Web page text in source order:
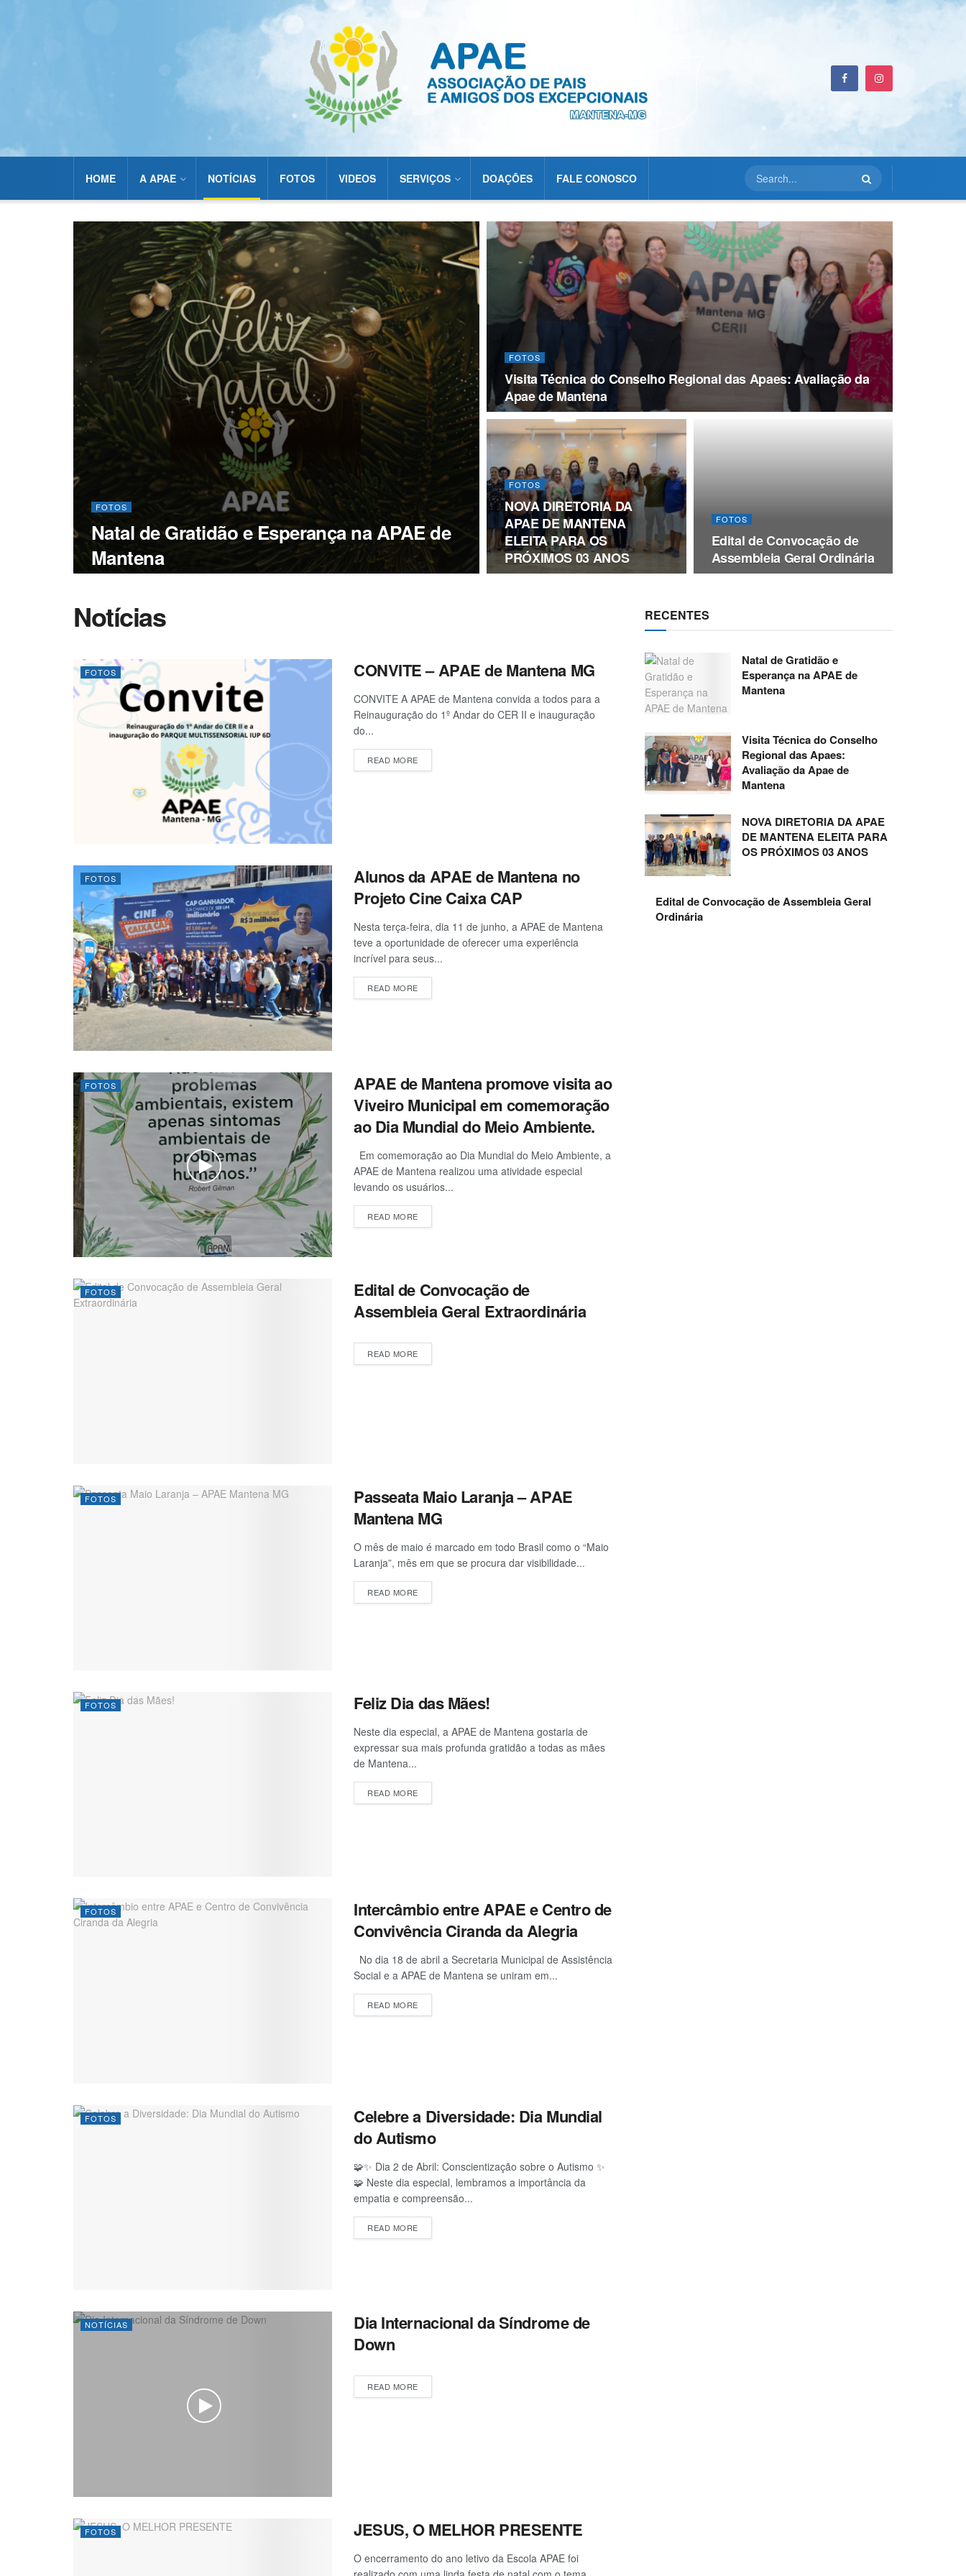
HOME A APAE NOTÍCIAS FOTOS VIDEOS SERVIÇOS DOAÇÕES FALE CONOSCO
FOTOS
Natal de Gratidão e Esperança na APAE de
Mantena
FOTOS
Visita Técnica do Conselho Regional das Apaes: Avaliação da
Apae de Mantena
FOTOS
NOVA DIRETORIA DA
APAE DE MANTENA
ELEITA PARA OS
PRÓXIMOS 03 ANOS
FOTOS
Edital de Convocação de
Assembleia Geral Ordinária
Notícias
FOTOS CONVITE – APAE de Mantena MG
CONVITE A APAE de Mantena convida a todos para a
Reinauguração do 1º Andar do CER II e inauguração
do...
READ MORE
FOTOS
Alunos da APAE de Mantena no
Projeto Cine Caixa CAP
Nesta terça-feira, dia 11 de junho, a APAE de Mantena
teve a oportunidade de oferecer uma experiência
incrível para seus...
READ MORE
FOTOS
APAE de Mantena promove visita ao
Viveiro Municipal em comemoração
ao Dia Mundial do Meio Ambiente.
Em comemoração ao Dia Mundial do Meio Ambiente, a
APAE de Mantena realizou uma atividade especial
levando os usuários...
READ MORE
FOTOS
Edital de Convocação de
Assembleia Geral Extraordinária
READ MORE
FOTOS
Passeata Maio Laranja – APAE
Mantena MG
O mês de maio é marcado em todo Brasil como o “Maio
Laranja”, mês em que se procura dar visibilidade...
READ MORE
FOTOS Feliz Dia das Mães!
Neste dia especial, a APAE de Mantena gostaria de
expressar sua mais profunda gratidão a todas as mães
de Mantena...
READ MORE
FOTOS
Intercâmbio entre APAE e Centro de
Convivência Ciranda da Alegria
No dia 18 de abril a Secretaria Municipal de Assistência
Social e a APAE de Mantena se uniram em...
READ MORE
FOTOS
Celebre a Diversidade: Dia Mundial
do Autismo
🧩✨ Dia 2 de Abril: Conscientização sobre o Autismo ✨
🧩 Neste dia especial, lembramos a importância da
empatia e compreensão...
READ MORE
NOTÍCIAS
Dia Internacional da Síndrome de
Down
READ MORE
FOTOS JESUS, O MELHOR PRESENTE
O encerramento do ano letivo da Escola APAE foi
RECENTES
Natal de Gratidão e
Esperança na APAE de
Mantena
Visita Técnica do Conselho
Regional das Apaes:
Avaliação da Apae de
Mantena
NOVA DIRETORIA DA APAE
DE MANTENA ELEITA PARA
OS PRÓXIMOS 03 ANOS
Edital de Convocação de Assembleia Geral
Ordinária